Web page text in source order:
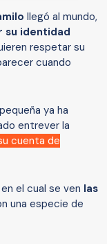
llegó al mundo,
su identidad
respetar su
cuando
ya ha
entrever la
cuenta de
el cual se ven las
una especie de